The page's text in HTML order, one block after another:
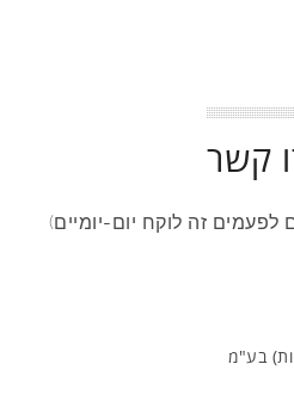
קשר
זה לוקח יום-יומיים)
בע"מ